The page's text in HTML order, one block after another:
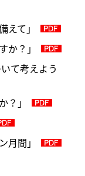
て」
？」
て考えよう
」
間」